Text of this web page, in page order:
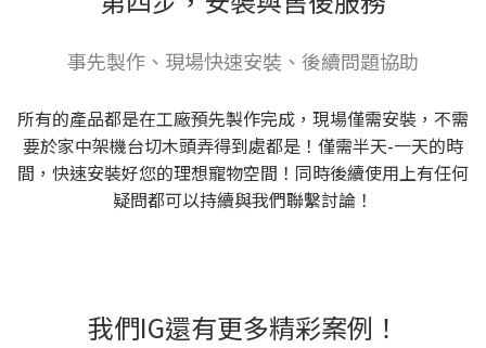
第四步，安裝與售後服務
所有的產品都是在工廠預先製作完成，現場僅需安裝，不需
要於家中架機台切木頭弄得到處都是！僅需半天-一天的時
間，快速安裝好您的理想寵物空間！同時後續使用上有任何